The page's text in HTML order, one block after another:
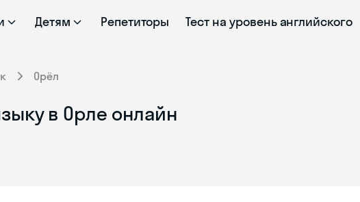
Детям Репетиторы Тест на уровень английского
Орёл
в Орле онлайн